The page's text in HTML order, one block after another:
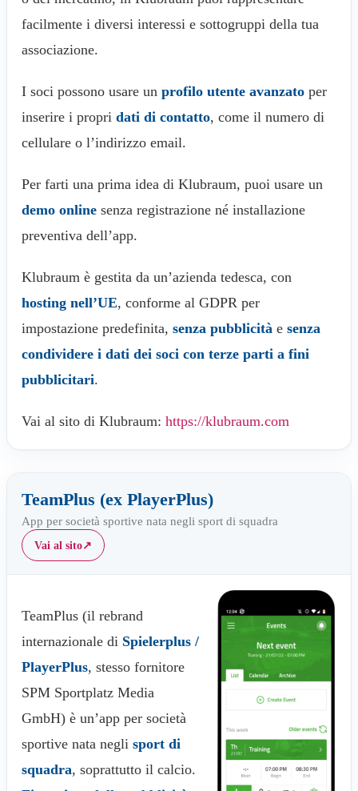
facilmente i diversi interessi e sottogruppi della tua
associazione.
I soci possono usare un profilo utente avanzatoper
inserire i propri dati di contatto, come il numero di
cellulare o l’indirizzo email.
Per farti una prima idea di Klubraum, puoi usare un
demo onlinesenza registrazione né installazione
preventiva dell’app.
Klubraum è gestita da un’azienda tedesca, con
hosting nell’UE, conforme al GDPR per
impostazione predefinita, senza pubblicitàe senza
condividere i dati dei soci con terze parti a fini
pubblicitari.
Vai al sito di Klubraum: https://klubraum.com
TeamPlus (ex PlayerPlus)
App per società sportive nata negli sport di squadra
Vai al sito↗
TeamPlus (il rebrand
internazionale di Spielerplus /
PlayerPlus, stesso fornitore
SPM Sportplatz Media
GmbH) è un’app per società
sportive nata negli sport di
squadra, soprattutto il calcio.